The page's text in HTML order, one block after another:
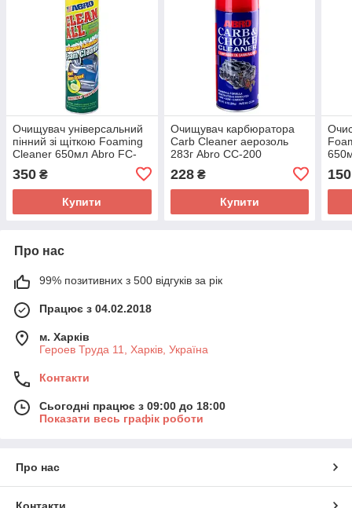
Очищувач універсальний
пінний зі щіткою Foaming
Cleaner 650мл Abro FC-
350 ₴
Купити
Очищувач карбюратора
Carb Cleaner аерозоль
283г Abro CC-200
228₴
Купити
150
Про нас
99% позитивних з 500 відгуків за рік
Працює з 04.02.2018
м. Харків
Героев Труда 11, Харків, Україна
Контакти
Сьогодні працює з 09:00 до 18:00
Показати весь графік роботи
Про нас